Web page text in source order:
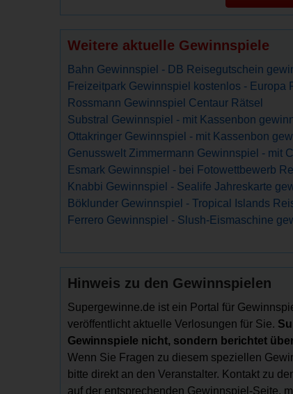
Weitere aktuelle Gewinnspiele
Bahn Gewinnspiel - DB Reisegutschein
Freizeitpark Gewinnspiel kostenlos - Europa
Rossmann Gewinnspiel Centaur Rätsel
Substral Gewinnspiel - mit Kassenbon
Ottakringer Gewinnspiel - mit Kassenbon
Genusswelt Zimmermann Gewinnspiel - mit
Esmark Gewinnspiel - bei Fotowettbewerb
Knabbi Gewinnspiel - Sealife Jahreskarte
Böklunder Gewinnspiel - Tropical Islands
Ferrero Gewinnspiel - Slush-Eismaschine
Hinweis zu den Gewinnspielen
Supergewinne.de ist ein Portal für
veröffentlicht aktuelle Verlosungen für Sie.
Gewinnspiele nicht, sondern berichtet
Wenn Sie Fragen zu diesem speziellen
bitte direkt an den Veranstalter. Kontakt zu
auf der entsprechenden Gewinnspiel-Seite,